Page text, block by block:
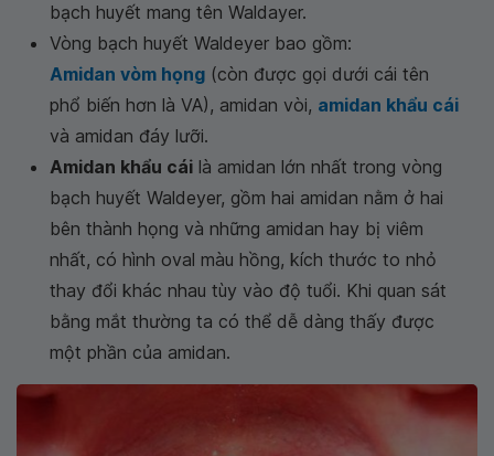
bạch huyết mang tên Waldayer.
Vòng bạch huyết Waldeyer bao gồm:
Amidan vòm họng (còn được gọi dưới cái tên
phổ biến hơn là VA), amidan vòi, amidan khẩu cái
và amidan đáy lưỡi.
Amidan khẩu cái là amidan lớn nhất trong vòng
bạch huyết Waldeyer, gồm hai amidan nằm ở hai
bên thành họng và những amidan hay bị viêm
nhất, có hình oval màu hồng, kích thước to nhỏ
thay đổi khác nhau tùy vào độ tuổi. Khi quan sát
bằng mắt thường ta có thể dễ dàng thấy được
một phần của amidan.